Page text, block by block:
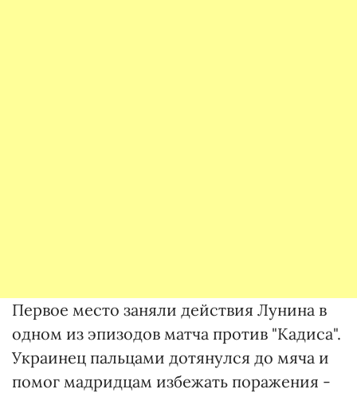
Первое место заняли действия Лунина в
одном из эпизодов матча против "Кадиса".
Украинец пальцами дотянулся до мяча и
помог мадридцам избежать поражения -